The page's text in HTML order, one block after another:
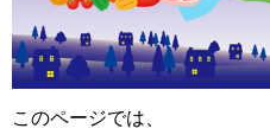
このページでは、